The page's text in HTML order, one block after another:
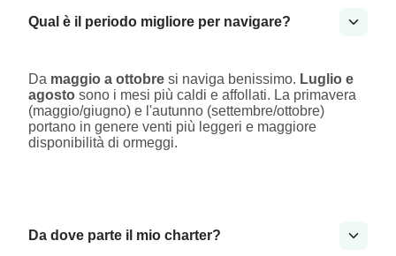
Qual è il periodo migliore per navigare?
Da maggio a ottobre si naviga benissimo. Luglio e
agosto sono i mesi più caldi e affollati. La primavera
(maggio/giugno) e l'autunno (settembre/ottobre)
portano in genere venti più leggeri e maggiore
disponibilità di ormeggi.
Da dove parte il mio charter?